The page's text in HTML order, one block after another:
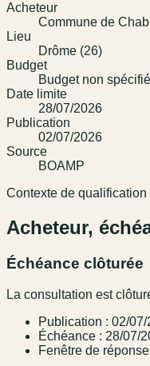
Acheteur
Commune de
Lieu
Drôme (26)
Budget
Budget non spécifié
Date limite
28/07/2026
Publication
02/07/2026
Source
BOAMP
Contexte de qualification
Acheteur,
Échéance clôturée
La consultation est
Publication : 02/
Échéance : 28/07/
Fenêtre de